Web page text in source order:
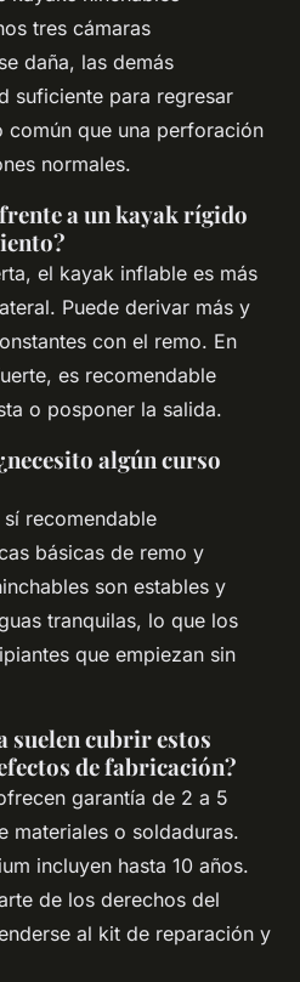
tres cámaras
daña, las demás
suficiente para regresar
que una perforación
normales.
a un kayak rígido
el kayak inflable es más
Puede derivar más y
con el remo. En
es recomendable
o posponer la salida.
algún curso
recomendable
básicas de remo y
son estables y
tranquilas, lo que los
que empiezan sin
suelen cubrir estos
de fabricación?
garantía de 2 a 5
materiales o soldaduras.
incluyen hasta 10 años.
de los derechos del
al kit de reparación y